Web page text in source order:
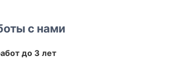
с нами
до 3 лет